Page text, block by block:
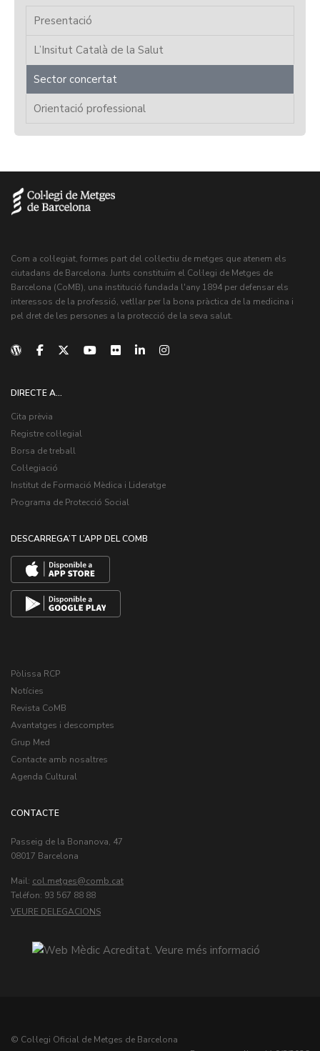
Presentació
L’Insitut Català de la Salut
Sector concertat
Orientació professional
Com a col·legiat, formes part del col·lectiu de metges que atenem els
ciutadans de Barcelona. Junts constituïm el Col·legi de Metges de
Barcelona (CoMB), una institució fundada l'any 1894 per defensar els
interessos de la professió, vetllar per la bona pràctica de la medicina i
pel dret de les persones a la protecció de la seva salut.
DIRECTE A...
Cita prèvia
Registre col·legial
Borsa de treball
Col·legiació
Institut de Formació Mèdica i Lideratge
Programa de Protecció Social
DESCARREGA’T L’APP DEL COMB
Pòlissa RCP
Notícies
Revista CoMB
Avantatges i descomptes
Grup Med
Contacte amb nosaltres
Agenda Cultural
CONTACTE
Passeig de la Bonanova, 47
08017 Barcelona
Mail: col.metges
Teléfon: 93 567 88 88
VEURE DELEGACIONS
© Col·legi Oficial de Metges de Barcelona